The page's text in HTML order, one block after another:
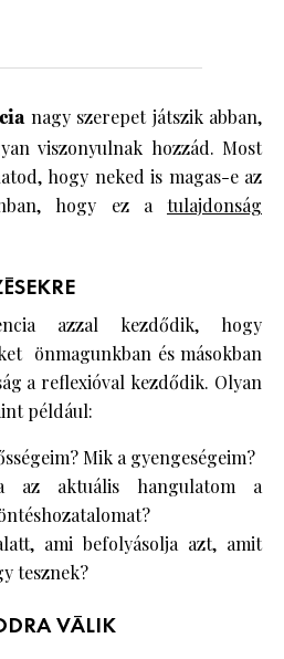
nagy szerepet játszik abban,
viszonyulnak hozzád. Most
hogy neked is magas-e az
hogy ez a tulajdonság
azzal kezdődik, hogy
önmagunkban és másokban
a reflexióval kezdődik. Olyan
például:
Mik a gyengeségeim?
az aktuális hangulatom a
ami befolyásolja azt, amit
tesznek?
VÁLIK